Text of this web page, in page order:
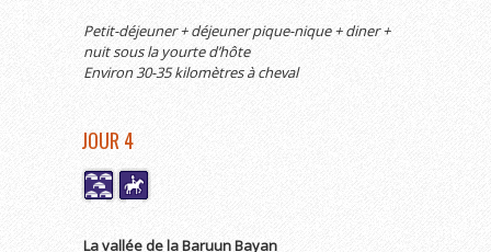
Petit-déjeuner + déjeuner pique-nique + diner +
nuit sous la yourte d’hôte
Environ 30-35 kilomètres à cheval
JOUR 4
La vallée de la Baruun Bayan